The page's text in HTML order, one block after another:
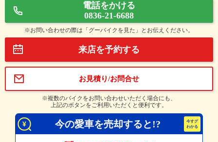
電話をかける
0836-21-6688
※お問い合わせの際は「グーバイクを見た」とお伝えください。
来店を予約する
お見積り/お問合せ
※複数のバイクをお問い合わせいただく場合にも、
上記のボタンをご利用いただくと便利です。
今の愛車を売却すると!?